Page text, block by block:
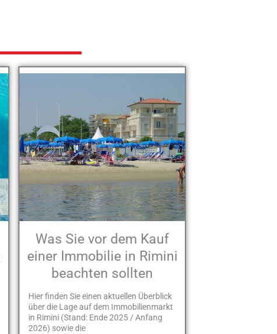
Was Sie vor dem Kauf
einer Immobilie in Rimini
beachten sollten
Hier finden Sie einen aktuellen Überblick
über die Lage auf dem Immobilienmarkt
in Rimini (Stand: Ende 2025 / Anfang
2026) sowie die